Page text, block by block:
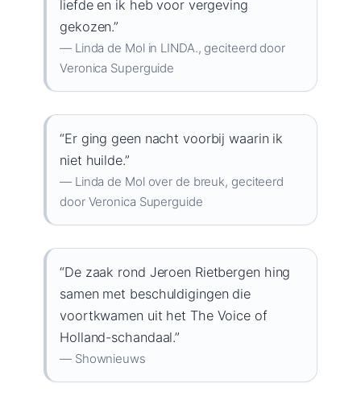
liefde en ik heb voor vergeving
gekozen.”
— Linda de Mol in LINDA., geciteerd door
Veronica Superguide
“Er ging geen nacht voorbij waarin ik
niet huilde.”
— Linda de Mol over de breuk, geciteerd
door Veronica Superguide
“De zaak rond Jeroen Rietbergen hing
samen met beschuldigingen die
voortkwamen uit het The Voice of
Holland-schandaal.”
— Shownieuws